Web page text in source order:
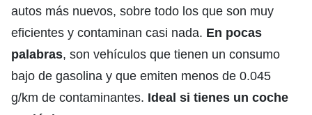
autos más nuevos, sobre todo los que son muy
eficientes y contaminan casi nada. En pocas
palabras, son vehículos que tienen un consumo
bajo de gasolina y que emiten menos de 0.045
g/km de contaminantes. Ideal si tienes un coche